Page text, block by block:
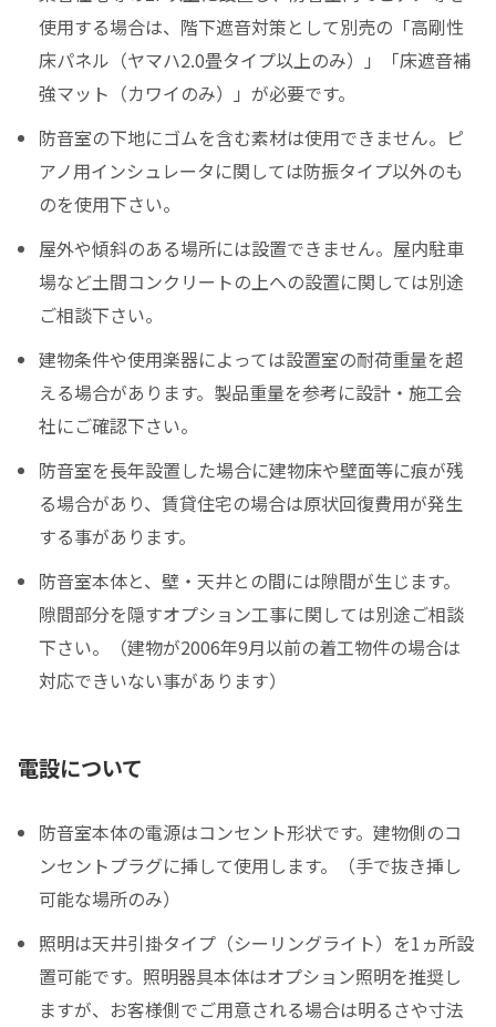
使用する場合は、階下遮音対策として別売の「高剛性
床パネル（ヤマハ2.0畳タイプ以上のみ）」「床遮音補
強マット（カワイのみ）」が必要です。
防音室の下地にゴムを含む素材は使用できません。ピ
アノ用インシュレータに関しては防振タイプ以外のも
のを使用下さい。
屋外や傾斜のある場所には設置できません。屋内駐車
場など土間コンクリートの上への設置に関しては別途
ご相談下さい。
建物条件や使用楽器によっては設置室の耐荷重量を超
える場合があります。製品重量を参考に設計・施工会
社にご確認下さい。
防音室を長年設置した場合に建物床や壁面等に痕が残
る場合があり、賃貸住宅の場合は原状回復費用が発生
する事があります。
防音室本体と、壁・天井との間には隙間が生じます。
隙間部分を隠すオプション工事に関しては別途ご相談
下さい。（建物が2006年9月以前の着工物件の場合は
対応できいない事があります）
電設について
防音室本体の電源はコンセント形状です。建物側のコ
ンセントプラグに挿して使用します。（手で抜き挿し
可能な場所のみ）
照明は天井引掛タイプ（シーリングライト）を1ヵ所設
置可能です。照明器具本体はオプション照明を推奨し
ますが、お客様側でご用意される場合は明るさや寸法